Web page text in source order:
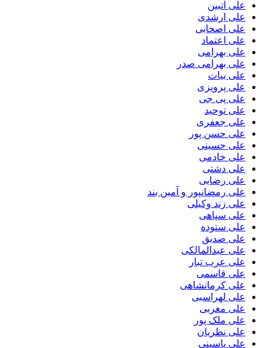
علی آتبین
علی ارشدی
علی اصحابی
علی اعتماد
علی بهرامی
علی بهرامی صدر
علی بیات
علی پرویزی
علی پی جی
علی توحید
علی جعفری
علی حسن پور
علی حسینی
علی خادمی
علی دشتی
علی رضایی
علی رمضانپور و آمین بند
علی زند وکیلی
علی سپاهی
علی ستوده
علی صدیق
علی عبدالمالکی
علی عرب تبار
علی قاسمی
علی کرمانشاهی
علی لهراسبی
علی مغربی
علی ملک پور
علی نظریان
علی یاسینی